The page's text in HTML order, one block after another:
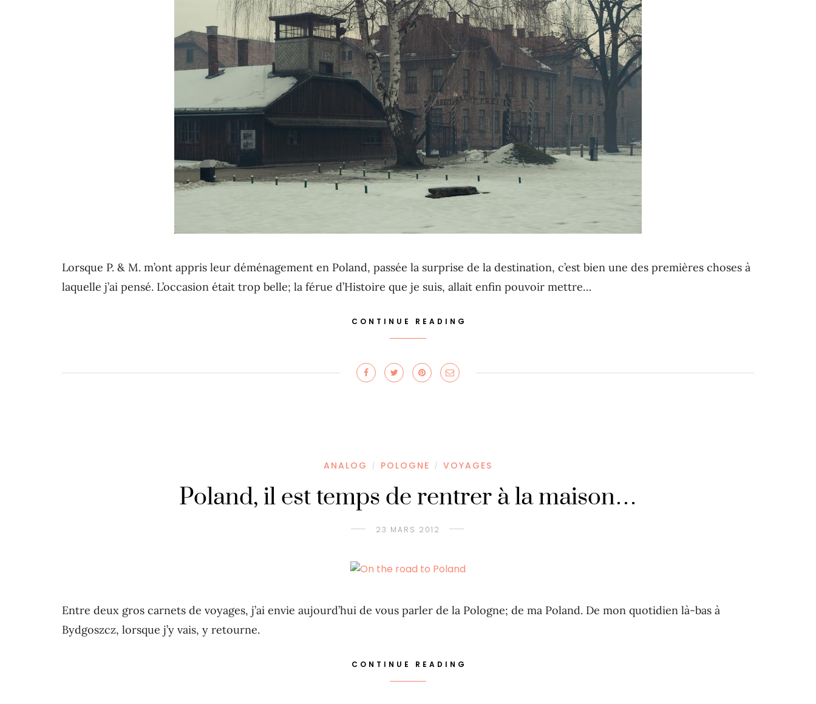
Lorsque P. & M. m’ont appris leur déménagement en Poland, passée la surprise de la destination, c’est bien une des premières choses à
laquelle j’ai pensé. L’occasion était trop belle; la férue d’Histoire que je suis, allait enfin pouvoir mettre…
CONTINUE READING
ANALOG / POLOGNE / VOYAGES
Poland, il est temps de rentrer à la maison…
23 MARS 2012
Entre deux gros carnets de voyages, j’ai envie aujourd’hui de vous parler de la Pologne; de ma Poland. De mon quotidien là-bas à
Bydgoszcz, lorsque j’y vais, y retourne.
CONTINUE READING